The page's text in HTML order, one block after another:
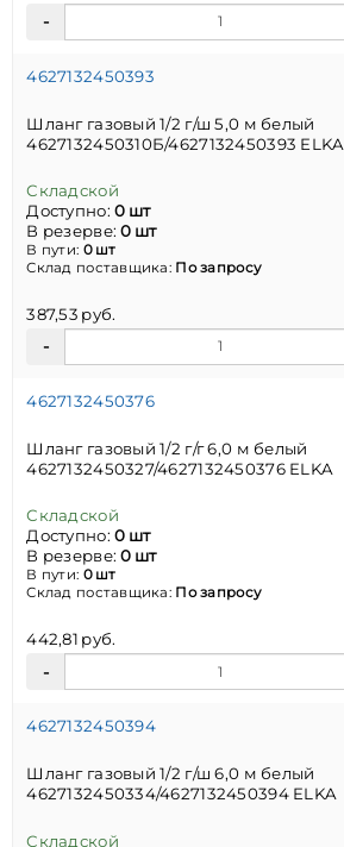
4627132450393
Шланг газовый 1/2 г/ш 5,0 м белый
4627132450310Б/4627132450393 ELKA
Складской
Доступно:0 шт
В резерве:0 шт
В пути: 0 шт
Склад поставщика: По запросу
387,53 руб.
4627132450376
Шланг газовый 1/2 г/г 6,0 м белый
4627132450327/4627132450376 ELKA
Складской
Доступно:0 шт
В резерве:0 шт
В пути: 0 шт
Склад поставщика: По запросу
442,81 руб.
4627132450394
Шланг газовый 1/2 г/ш 6,0 м белый
4627132450334/4627132450394 ELKA
Складской